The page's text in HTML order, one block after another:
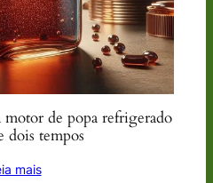
motor de popa refrigerado
dois tempos
mais